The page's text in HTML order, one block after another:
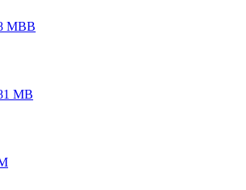
MBB
MB